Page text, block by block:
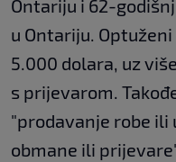
Ontariju i 62-
u Ontariju.
5.000 dolara, uz
s prijevarom.
"prodavanje robe ili
obmane ili